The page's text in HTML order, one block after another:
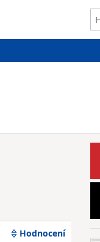
Hodnocení